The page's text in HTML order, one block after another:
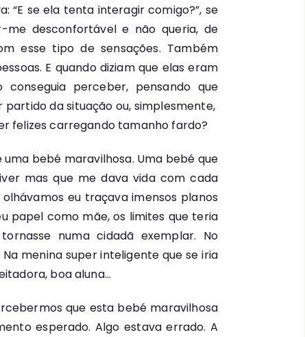
“E se ela tenta interagir comigo?”, se
me desconfortável e não queria, de
esse tipo de sensações. Também
E quando diziam que elas eram
perceber, pensando que
da situação ou, simplesmente,
felizes carregando tamanho fardo?
uma bebé maravilhosa. Uma bebé que
mas que me dava vida com cada
eu traçava imensos planos
papel como mãe, os limites que teria
numa cidadã exemplar. No
menina super inteligente que se iria
boa aluna…
que esta bebé maravilhosa
esperado. Algo estava errado. A